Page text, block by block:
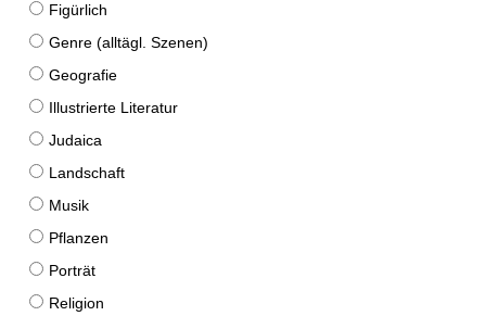
Figürlich
Genre (alltägl. Szenen)
Geografie
Illustrierte Literatur
Judaica
Landschaft
Musik
Pflanzen
Porträt
Religion